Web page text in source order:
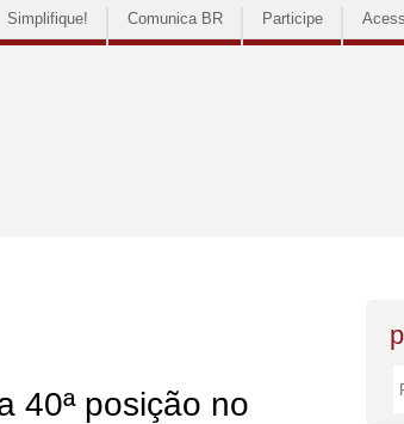
Simplifique! Comunica BR Participe
40ª posição no